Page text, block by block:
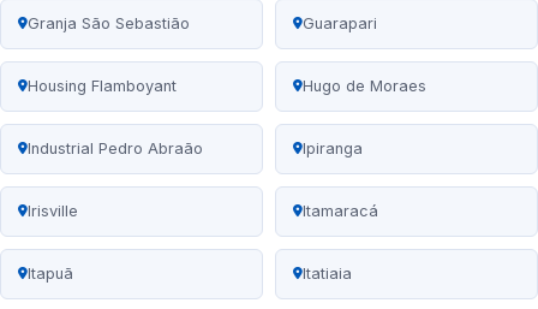
Granja São Sebastião Guarapari
Housing Flamboyant Hugo de Moraes
Industrial Pedro Abraão Ipiranga
Irisville Itamaracá
Itapuã Itatiaia